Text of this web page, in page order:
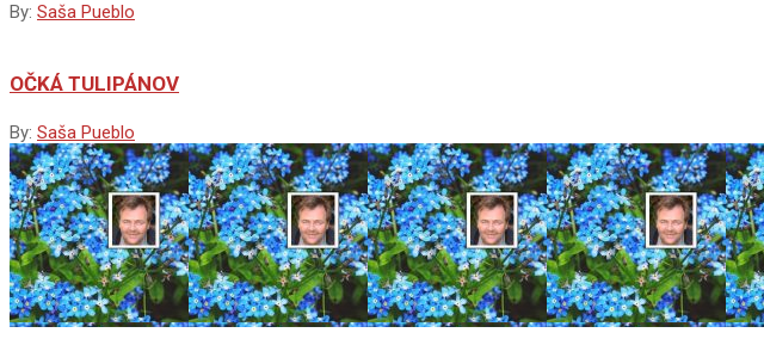
By: Saša Pueblo
OČKÁ TULIPÁNOV
By: Saša Pueblo